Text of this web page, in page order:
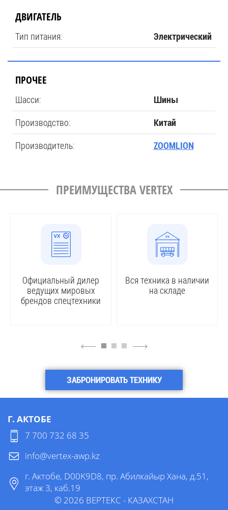
ДВИГАТЕЛЬ
Тип питания: Электрический
ПРОЧЕЕ
Шасси: Шины
Производство: Китай
Производитель: ZOOMLION
ПРЕИМУЩЕСТВА VERTEX
Официальный дилер
ведущих мировых
брендов спецтехники
Вся техника в наличии
на складе
4 6
ЗАБРОНИРОВАТЬ ТЕХНИКУ
Г. АКТОБЕ
7 700 732 68 35
info@vertex-awp.kz
г. Актобе, D00K9D8, пр. Абилкайыр Хана, д.51,
этаж 3, каб.19
© 2026 ВЕРТЕКС - КАЗАХСТАН